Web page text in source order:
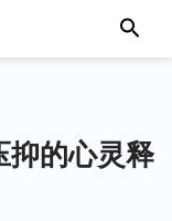
抑的心灵释